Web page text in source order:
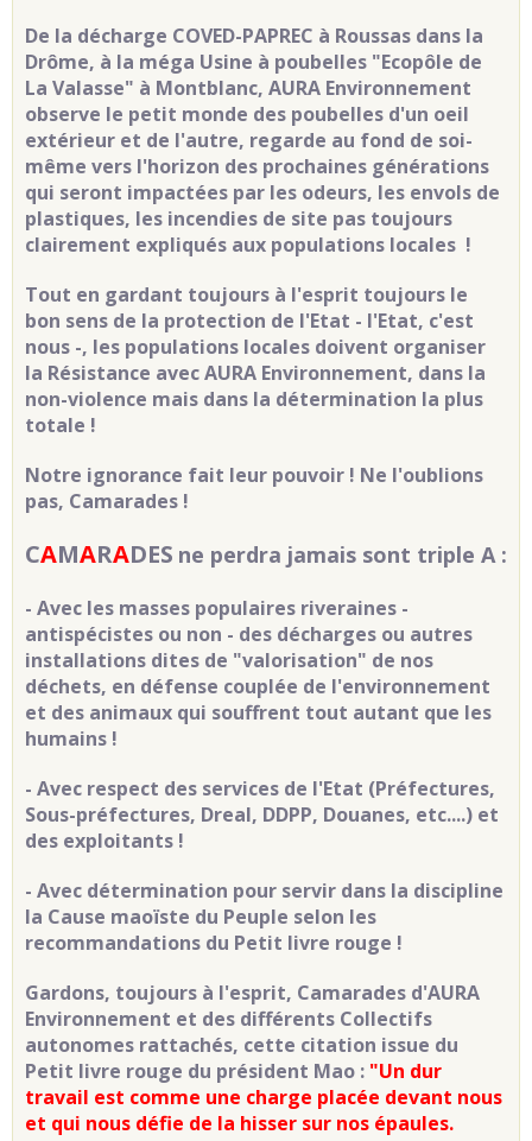
De la décharge COVED-PAPREC à Roussas dans la
Drôme, à la méga Usine à poubelles "Ecopôle de
La Valasse" à Montblanc, AURA Environnement
observe le petit monde des poubelles d'un oeil
extérieur et de l'autre, regarde au fond de soi-
même vers l'horizon des prochaines générations
qui seront impactées par les odeurs, les envols de
plastiques, les incendies de site pas toujours
clairement expliqués aux populations locales !
Tout en gardant toujours à l'esprit toujours le
bon sens de la protection de l'Etat - l'Etat, c'est
nous -, les populations locales doivent organiser
la Résistance avec AURA Environnement, dans la
non-violence mais dans la détermination la plus
totale !
Notre ignorance fait leur pouvoir ! Ne l'oublions
pas, Camarades !
CAMARADES ne perdra jamais sont triple A :
- Avec les masses populaires riveraines -
antispécistes ou non - des décharges ou autres
installations dites de "valorisation" de nos
déchets, en défense couplée de l'environnement
et des animaux qui souffrent tout autant que les
humains !
- Avec respect des services de l'Etat (Préfectures,
Sous-préfectures, Dreal, DDPP, Douanes, etc....) et
des exploitants !
- Avec détermination pour servir dans la discipline
la Cause maoïste du Peuple selon les
recommandations du Petit livre rouge !
Gardons, toujours à l'esprit, Camarades d'AURA
Environnement et des différents Collectifs
autonomes rattachés, cette citation issue du
Petit livre rouge du président Mao : "Un dur
travail est comme une charge placée devant nous
et qui nous défie de la hisser sur nos épaules.